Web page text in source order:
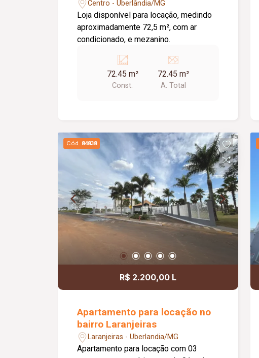
Centro - Uberlândia/MG
Loja disponível para locação, medindo
aproximadamente 72,5 m², com ar
condicionado, e mezanino.
72.45 m²
Const.
72.45 m²
A. Total
Cód. 84838
R$ 2.200,00 L
Apartamento para locação no
bairro Laranjeiras
Laranjeiras - Uberlandia/MG
Apartamento para locação com 03